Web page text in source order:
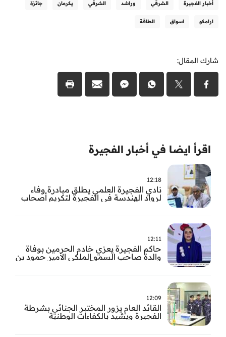
أخبار الفجيرة الشرقي وراشد الشرقي يكرمان جائزة
ارامكو اسواق الطاقة
شارك المقال:
اقرأ ايضا في أخبار الفجيرة
12:18
نادي الفجيرة العلمي يطلق مبادرة وفاء
لرواد الهندسة في الفجيرة لتكريم أصحاب
12:11
حاكم الفجيرة يعزي خادم الحرمين بوفاة
والدة صاحب السمو الملكي الأمير حمود بن
12:09
القائد العام يزور المختبر الجنائي بشرطة
الفجيرة ويشيد بالكفاءات الوطنية